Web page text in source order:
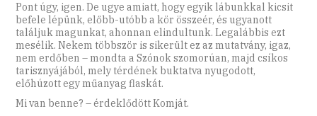
Pont úgy, igen. De ugye amiatt, hogy egyik lábunkkal kicsit
befele lépünk, előbb-utóbb a kör összeér, és ugyanott
találjuk magunkat, ahonnan elindultunk. Legalábbis ezt
mesélik. Nekem többször is sikerült ez az mutatvány, igaz,
nem erdőben – mondta a Szónok szomorúan, majd csíkos
tarisznyájából, mely térdének buktatva nyugodott,
előhúzott egy műanyag flaskát.
Mi van benne? – érdeklődött Komját.